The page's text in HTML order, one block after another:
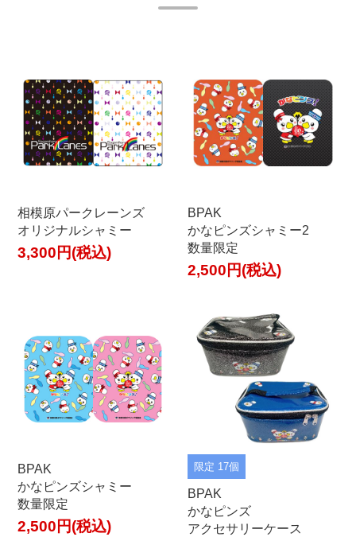
相模原パークレーンズ
オリジナルシャミー
3,300円(税込)
BPAK
かなピンズシャミー2
数量限定
2,500円(税込)
BPAK
かなピンズシャミー
数量限定
2,500円(税込)
限定 17個
BPAK
かなピンズ
アクセサリーケース